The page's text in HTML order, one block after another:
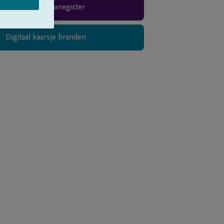
Rouwregister
Digitaal kaarsje branden